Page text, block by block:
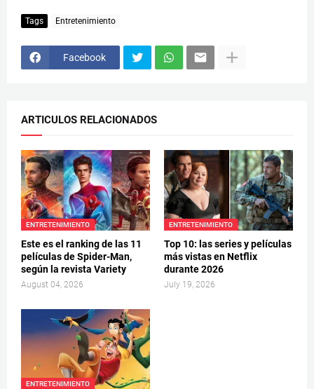
Tags Entretenimiento
Facebook
ARTICULOS RELACIONADOS
ENTRETENIMIENTO
Este es el ranking de las 11
películas de Spider-Man,
según la revista Variety
August 04, 2026
ENTRETENIMIENTO
Top 10: las series y películas
más vistas en Netflix
durante 2026
July 19, 2026
ENTRETENIMIENTO